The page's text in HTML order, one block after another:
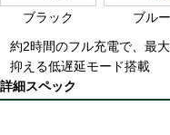
ブラック ブルー
約2時間のフル充電で、最
抑える低遅延モード搭載
詳細スペック